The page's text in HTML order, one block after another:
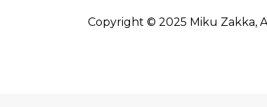
Copyright © 2025 Miku Zakka,